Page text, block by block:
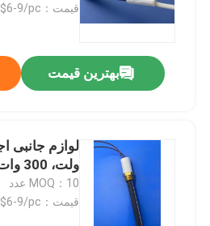
قیمت：US$6-9/pc
بهترین قیمت
ولت، 300 وات
MOQ：10 عدد
قیمت：US$6-9/pc